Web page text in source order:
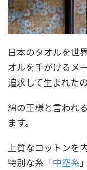
日本のタオルを世
オルを手がけるメ
追求して生まれた
綿の王様と言われ
ます。
上質なコットンを
特別な糸「中空糸